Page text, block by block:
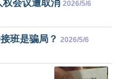
权会议遭取消 2026/5/6
班是骗局？ 2026/5/6